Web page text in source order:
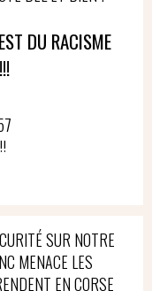
DU RACISME
SUR NOTRE
MENACE LES
EN CORSE